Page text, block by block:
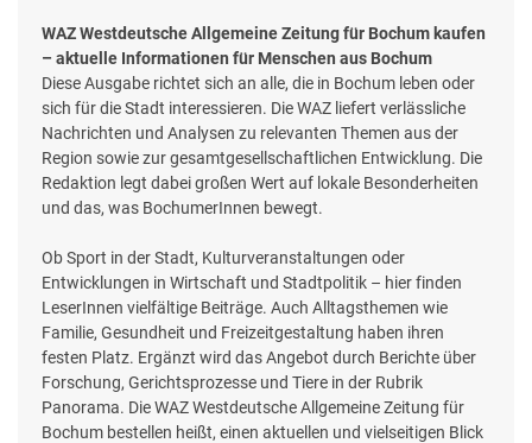
WAZ Westdeutsche Allgemeine Zeitung für Bochum kaufen
– aktuelle Informationen für Menschen aus Bochum
Diese Ausgabe richtet sich an alle, die in Bochum leben oder
sich für die Stadt interessieren. Die WAZ liefert verlässliche
Nachrichten und Analysen zu relevanten Themen aus der
Region sowie zur gesamtgesellschaftlichen Entwicklung. Die
Redaktion legt dabei großen Wert auf lokale Besonderheiten
und das, was BochumerInnen bewegt.
Ob Sport in der Stadt, Kulturveranstaltungen oder
Entwicklungen in Wirtschaft und Stadtpolitik – hier finden
LeserInnen vielfältige Beiträge. Auch Alltagsthemen wie
Familie, Gesundheit und Freizeitgestaltung haben ihren
festen Platz. Ergänzt wird das Angebot durch Berichte über
Forschung, Gerichtsprozesse und Tiere in der Rubrik
Panorama. Die WAZ Westdeutsche Allgemeine Zeitung für
Bochum bestellen heißt, einen aktuellen und vielseitigen Blick